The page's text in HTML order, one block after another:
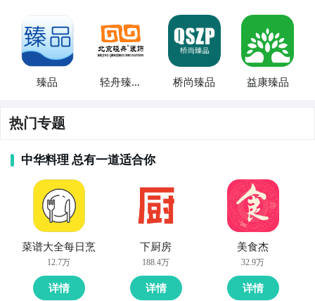
臻品
轻舟臻品
桥尚臻品 益康臻品
热门专题
中华料理 总有一道适合你
菜谱大全每日烹
12.7万
详情
下厨房
188.4万
详情
美食杰
32.9万
详情